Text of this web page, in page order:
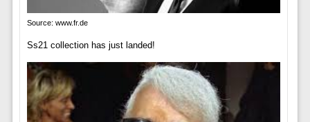
Source: www.fr.de
Ss21 collection has just landed!